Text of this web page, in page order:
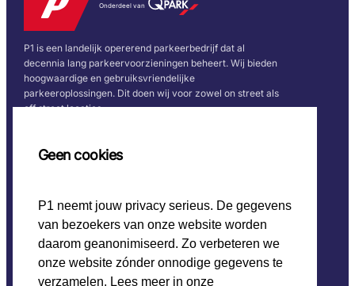
Geen cookies
P1 neemt jouw privacy serieus. De gegevens
van bezoekers van onze website worden
daarom geanonimiseerd. Zo verbeteren we
onze website zónder onnodige gegevens te
verzamelen. Lees meer in onze
Onderdeel van
P1 is een landelijk opererend parkeerbedrijf dat al
decennia lang parkeervoorzieningen beheert. Wij bieden
hoogwaardige en gebruiksvriendelijke
parkeeroplossingen. Dit doen wij voor zowel on street als
off street locaties.
Snel naar
Home
CO2 beleid
Werken bij P1
Onze keurmerken